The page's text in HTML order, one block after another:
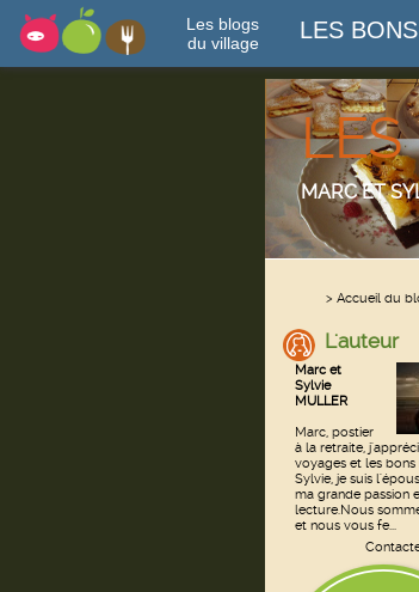
Les blogs
du village
LES
MARC ET
> Accueil du
L'auteur
Marc et
Sylvie
MULLER
Marc, postier
à la retraite,
voyages et les bons
Sylvie, je suis
ma grande passion
lecture.Nous
et nous vous fe...